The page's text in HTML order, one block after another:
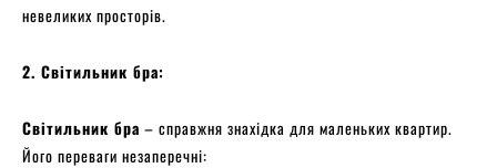
невеликих просторів.
2. Світильник бра:
Світильник бра – справжня знахідка для маленьких квартир.
Його переваги незаперечні: